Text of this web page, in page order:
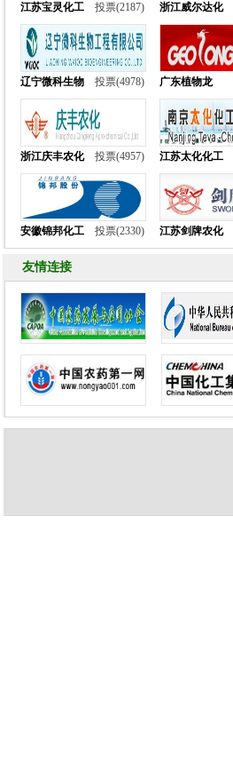
江苏宝灵化工 投票(2187) 浙江威尔达化
辽宁微科生物 投票(4978) 广东植物龙
浙江庆丰农化 投票(4957) 江苏太化化工
安徽锦邦化工 投票(2330) 江苏剑牌农化
友情连接